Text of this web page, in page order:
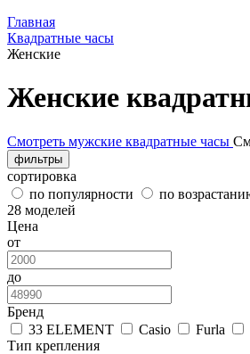
Главная
Квадратные часы
Женские
Женские
Смотреть мужские квадратные часы
фильтры
сортировка
по популярности
по
28 моделей
Цена
от
до
Бренд
33 ELEMENT
Casio Furla
Тип крепления